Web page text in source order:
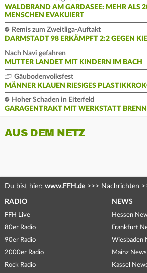
WALDBRAND AM GARDASEE: MEHR ALS
MENSCHEN EVAKUIERT
Remis zum Zweitliga-Auftakt
DARMSTADT 98 ERKÄMPFT 2:2 GEGEN
Nach Navi gefahren
MUTTER LANDET MIT KINDERN IM BACH
Gäubodenvolksfest
MÄNNER KLAUEN RIESIGES
Hoher Schaden in Eiterfeld
GARAGENTRAKT MIT WERKSTATT
AUS DEM NETZ
Du bist hier: www.FFH.de >>> Nachrichten
RADIO
FFH Live
80er Radio
90er Radio
2000er Radio
Rock Radio
NEWS
Hessen
Frankfurt
Wiesbaden
Mainz News
Kassel News